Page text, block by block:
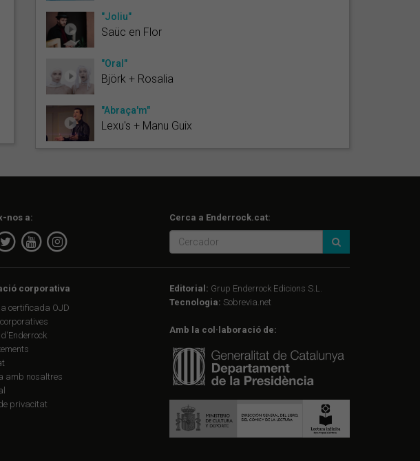
"Joliu"
Saüc en Flor
"Oral"
Björk + Rosalia
"Abraça'm"
Lexu's + Manu Guix
nos a: Cerca a Enderrock.cat:
corporativa
certificada OJD
amb nosaltres
privacitat
Editorial: Grup Enderrock Edicions S.L.
Tecnologia: Sobrevia.net
Amb la col·laboració de: